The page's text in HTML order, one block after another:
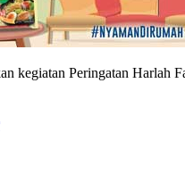
Peringatan Harlah